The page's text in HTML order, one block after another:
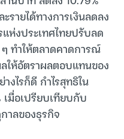
รายได้ทางการเงินลดลง
ห่งประเทศไทยปรับลด
ทำให้ตลาดคาดการณ์
ให้อัตราผลตอบแทนของ
งไรก็ดี กำไรสุทธิใน
มื่อเปรียบเทียบกับ
าลของธุรกิจ